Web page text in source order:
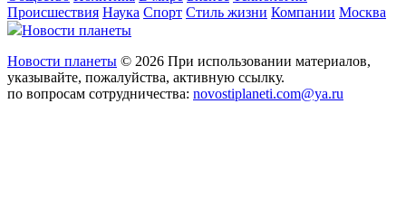
Происшествия Наука Спорт Стиль жизни Компании Москва
Новости планеты
Новости планеты © 2026 При использовании материалов,
указывайте, пожалуйства, активную ссылку.
по вопросам сотрудничества: novostiplaneti.com@ya.ru